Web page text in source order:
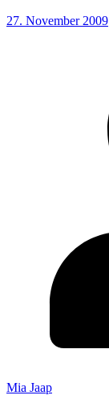
27. November 2009
Mia Jaap